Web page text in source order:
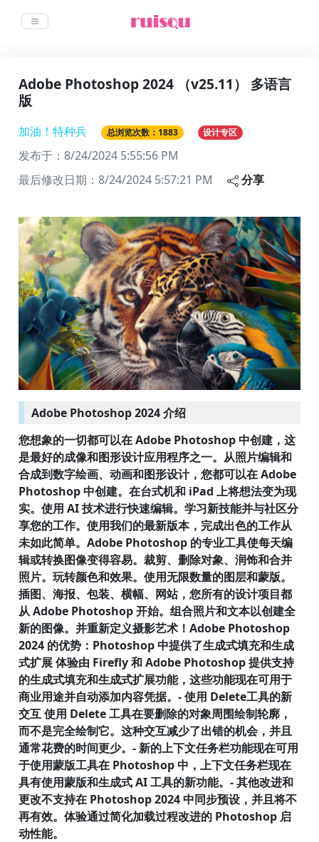
Adobe Photoshop 2024 （v25.11） 多语言
版
加油！特种兵 总浏览次数：1883 设计专区
发布于： 8/24/2024 5:55:56 PM
最后修改日期： 8/24/2024 5:57:21 PM 分享
Adobe Photoshop 2024 介绍
您想象的一切都可以在 Adobe Photoshop 中创建，这
是最好的成像和图形设计应用程序之一。从照片编辑和
合成到数字绘画、动画和图形设计，您都可以在 Adobe
Photoshop 中创建。在台式机和 iPad 上将想法变为现
实。使用 AI 技术进行快速编辑。学习新技能并与社区分
享您的工作。使用我们的最新版本，完成出色的工作从
未如此简单。Adobe Photoshop 的专业工具使每天编
辑或转换图像变得容易。裁剪、删除对象、润饰和合并
照片。玩转颜色和效果。使用无限数量的图层和蒙版。
插图、海报、包装、横幅、网站，您所有的设计项目都
从 Adobe Photoshop 开始。组合照片和文本以创建全
新的图像。并重新定义摄影艺术！Adobe Photoshop
2024 的优势：Photoshop 中提供了生成式填充和生成
式扩展 体验由 Firefly 和 Adobe Photoshop 提供支持
的生成式填充和生成式扩展功能，这些功能现在可用于
商业用途并自动添加内容凭据。- 使用 Delete工具的新
交互 使用 Delete 工具在要删除的对象周围绘制轮廓，
而不是完全绘制它。这种交互减少了出错的机会，并且
通常花费的时间更少。- 新的上下文任务栏功能现在可用
于使用蒙版工具在 Photoshop 中，上下文任务栏现在
具有使用蒙版和生成式 AI 工具的新功能。- 其他改进和
更改不支持在 Photoshop 2024 中同步预设，并且将不
再有效。体验通过简化加载过程改进的 Photoshop 启
动性能。